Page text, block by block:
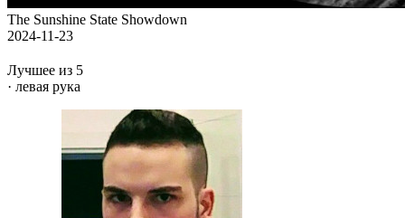
The Sunshine State Showdown
2024-11-23
Лучшее из 5
· левая рука